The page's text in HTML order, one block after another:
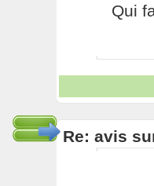
Qui
Re: avis